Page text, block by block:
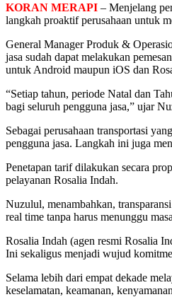
KORAN MERAPI – Menjelang
langkah proaktif perusahaan untuk
General Manager Produk &
jasa sudah dapat melakukan
untuk Android maupun iOS dan
“Setiap tahun, periode Natal dan
bagi seluruh pengguna jasa,” ujar
Sebagai perusahaan transportasi
pengguna jasa. Langkah ini juga
Penetapan tarif dilakukan secara
pelayanan Rosalia Indah.
Nuzulul, menambahkan,
real time tanpa harus menunggu
Rosalia Indah (agen resmi Rosalia
Ini sekaligus menjadi wujud
Selama lebih dari empat dekade
keselamatan, keamanan,